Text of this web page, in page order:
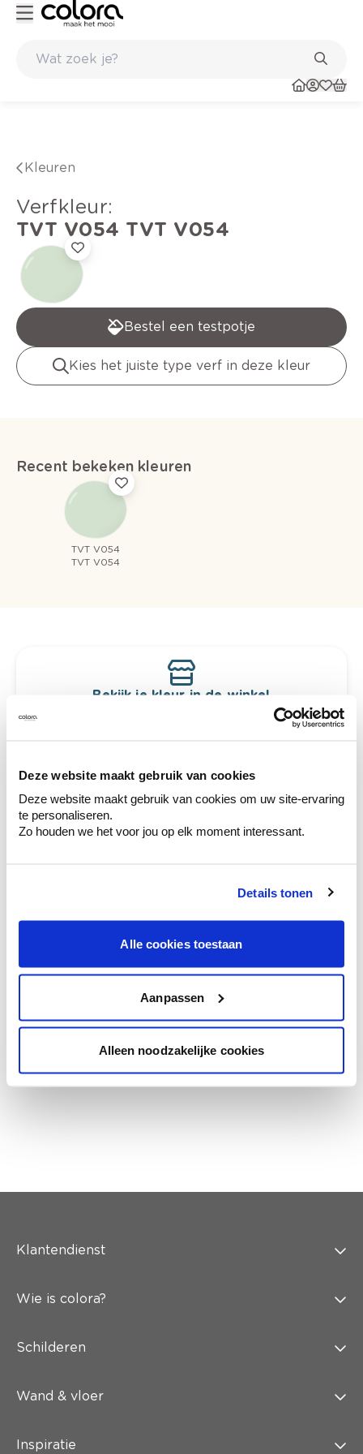
Deze website maakt gebruik van cookies
Deze website maakt gebruik van cookies om uw site-ervaring
te personaliseren.
Zo houden we het voor jou op elk moment interessant.
Details tonen
Alle cookies toestaan
Aanpassen
Alleen noodzakelijke cookies
Kleuren
verfkleur:
TVT V054 TVT V054
Bestel een testpotje
Kies het juiste type verf in deze kleur
Recent bekeken kleuren
TVT V054
TVT V054
Bekijk je kleur in de winkel
Ontdek er kleurechte stalen van je
te verfijnen.
Krijg persoonlijk advies om kleuren te
combineren.
Krijg kleuradvies op basis van de lichtinval
en je meubels.
Krijg ineens een technologische check-up
Klantendienst
Wie is colora?
Schilderen
Wand & vloer
Inspiratie